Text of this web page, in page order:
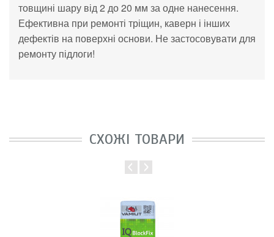
товщині шару від 2 до20 мм заодне нанесення.
Ефективна при ремонті тріщин, каверн і інших
дефектів на поверхні основи. Незастосовувати для
ремонту підлоги!
СХОЖІ ТОВАРИ